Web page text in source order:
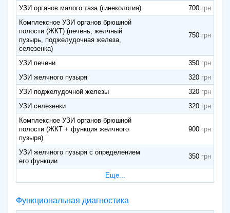
УЗИ органов малого таза (гинекология)
700
Комплексное УЗИ органов брюшной
полости (ЖКТ) (печень, желчный
пузырь, поджелудочная железа,
селезенка)
750
УЗИ печени
350
УЗИ желчного пузыря
320
УЗИ поджелудочной железы
320
УЗИ селезенки
320
Комплексное УЗИ органов брюшной
полости (ЖКТ + функция желчного
пузыря)
900
УЗИ желчного пузыря с определением
его функции
350
Еще...
Функциональная диагностика